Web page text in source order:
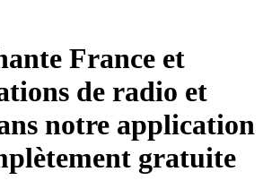
France et
de radio et
notre application
gratuite